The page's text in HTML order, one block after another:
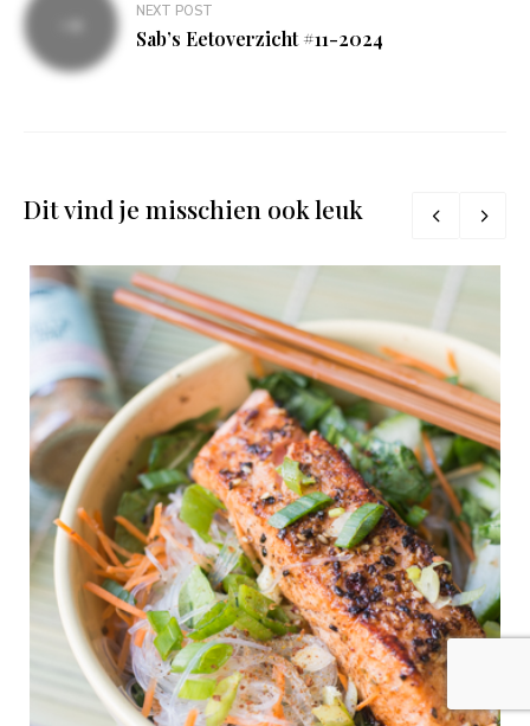
NEXT POST
Sab’s Eetoverzicht #11-2024
Dit vind je misschien ook leuk